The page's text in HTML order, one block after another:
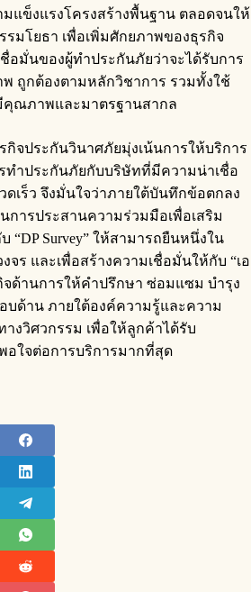
แข็งแรงโครงสร้างพื้นฐาน ตลอดจนให้
มโยธา เพื่อเพิ่มศักยภาพของธุรกิจ
อมั่นของผู้ทำประกันภัยว่าจะได้รับการ
ถูกต้องตามหลักวิชาการ รวมทั้งใช้
คุณภาพและมาตรฐานสากล
จประกันวินาศภัยมุ่งเน้นการให้บริการ
ทำประกันภัยกับบริษัทที่มีความน่าเชื่อ
ดเร็ว จึงมั่นใจว่าภายใต้บันทึกข้อตกลง
การประสานความร่วมมือเพื่อเสริม
“DP Survey” ให้สามารถยืนหนึ่งใน
จร และเพื่อสร้างความเชื่อมั่นให้กับ “เอ
จด้านการให้คำปรึกษา ซ่อมแซม บำรุง
บด้าน ภายใต้องค์ความรู้และความ
งวิศวกรรม เพื่อให้ลูกค้าได้รับ
ใจต่อการบริการมากที่สุด